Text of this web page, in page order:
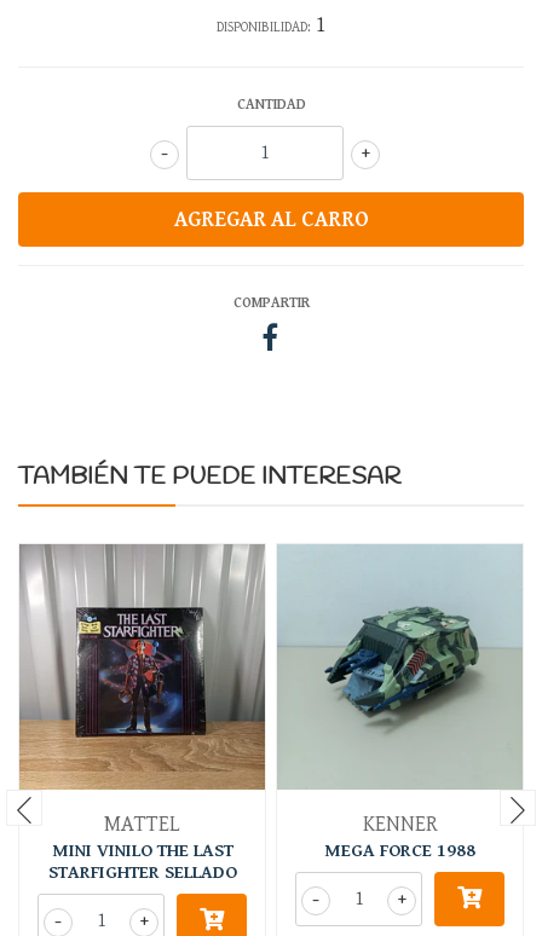
DISPONIBILIDAD: 1
CANTIDAD
+
-
COMPARTIR
TAMBIÉN TE PUEDE INTERESAR
MATTEL
MINI VINILO THE LAST
STARFIGHTER SELLADO
+
-
KENNER
MEGA FORCE 1988
+
-